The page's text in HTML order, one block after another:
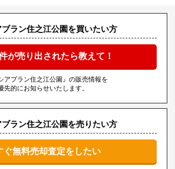
ラン住之江公園を買いたい方
が売り出されたら教えて！
アブラン住之江公園』の販売情報を
先的にお知らせいたします。
ラン住之江公園を売りたい方
ぐ無料売却査定をしたい